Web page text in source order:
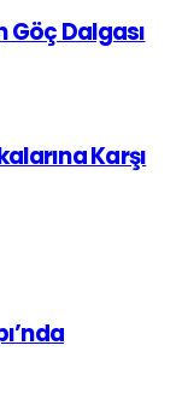
Göç Dalgası
Karşı